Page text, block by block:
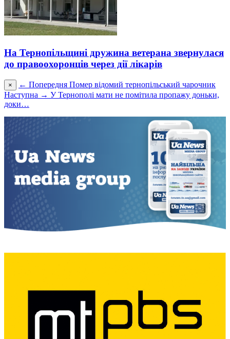
На Тернопільщині дружина ветерана звернулася
до правоохоронців через дії лікарів
× ← Попередня Помер відомий тернопільський чарочник
Наступна → У Тернополі мати не помітила пропажу доньки,
доки…